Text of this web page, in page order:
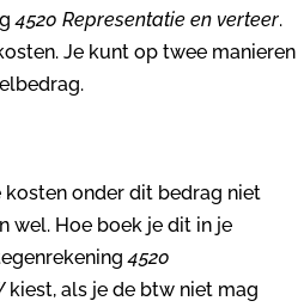
4520 Representatie en verteer.
Je kunt op twee manieren
onder dit bedrag niet
wel. Hoe boek je dit in je
4520
kiest, als je de btw niet mag